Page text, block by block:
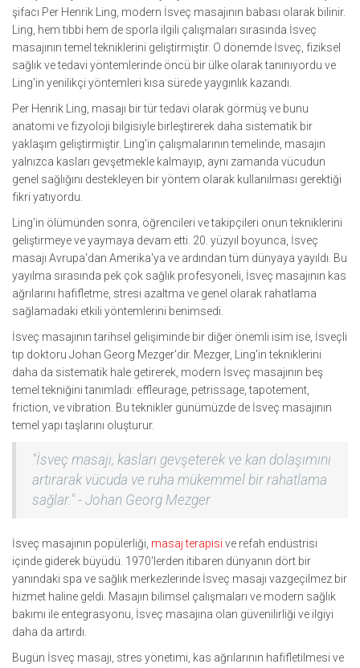
şifacı Per Henrik Ling, modern İsveç masajının babası olarak bilinir.
Ling, hem tıbbi hem de sporla ilgili çalışmaları sırasında İsveç
masajının temel tekniklerini geliştirmiştir. O dönemde İsveç, fiziksel
sağlık ve tedavi yöntemlerinde öncü bir ülke olarak tanınıyordu ve
Ling'in yenilikçi yöntemleri kısa sürede yaygınlık kazandı.
Per Henrik Ling, masajı bir tür tedavi olarak görmüş ve bunu
anatomi ve fizyoloji bilgisiyle birleştirerek daha sistematik bir
yaklaşım geliştirmiştir. Ling'in çalışmalarının temelinde, masajın
yalnızca kasları gevşetmekle kalmayıp, aynı zamanda vücudun
genel sağlığını destekleyen bir yöntem olarak kullanılması gerektiği
fikri yatıyordu.
Ling'in ölümünden sonra, öğrencileri ve takipçileri onun tekniklerini
geliştirmeye ve yaymaya devam etti. 20. yüzyıl boyunca, İsveç
masajı Avrupa'dan Amerika'ya ve ardından tüm dünyaya yayıldı. Bu
yayılma sırasında pek çok sağlık profesyoneli, İsveç masajının kas
ağrılarını hafifletme, stresi azaltma ve genel olarak rahatlama
sağlamadaki etkili yöntemlerini benimsedi.
İsveç masajının tarihsel gelişiminde bir diğer önemli isim ise, İsveçli
tıp doktoru Johan Georg Mezger'dir. Mezger, Ling'in tekniklerini
daha da sistematik hale getirerek, modern İsveç masajının beş
temel tekniğini tanımladı: effleurage, petrissage, tapotement,
friction, ve vibration. Bu teknikler günümüzde de İsveç masajının
temel yapı taşlarını oluşturur.
"İsveç masajı, kasları gevşeterek ve kan dolaşımını
artırarak vücuda ve ruha mükemmel bir rahatlama
sağlar." - Johan Georg Mezger
İsveç masajının popülerliği, masaj terapisi ve refah endüstrisi
içinde giderek büyüdü. 1970'lerden itibaren dünyanın dört bir
yanındaki spa ve sağlık merkezlerinde İsveç masajı vazgeçilmez bir
hizmet haline geldi. Masajın bilimsel çalışmaları ve modern sağlık
bakımı ile entegrasyonu, İsveç masajına olan güvenilirliği ve ilgiyi
daha da artırdı.
Bugün İsveç masajı, stres yönetimi, kas ağrılarının hafifletilmesi ve